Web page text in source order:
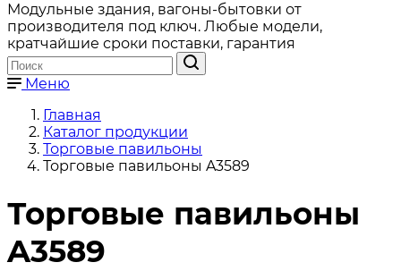
Модульные здания, вагоны-бытовки от
производителя под ключ. Любые модели,
кратчайшие сроки поставки, гарантия
Меню
Главная
Каталог продукции
Торговые павильоны
Торговые павильоны A3589
Торговые павильоны
A3589